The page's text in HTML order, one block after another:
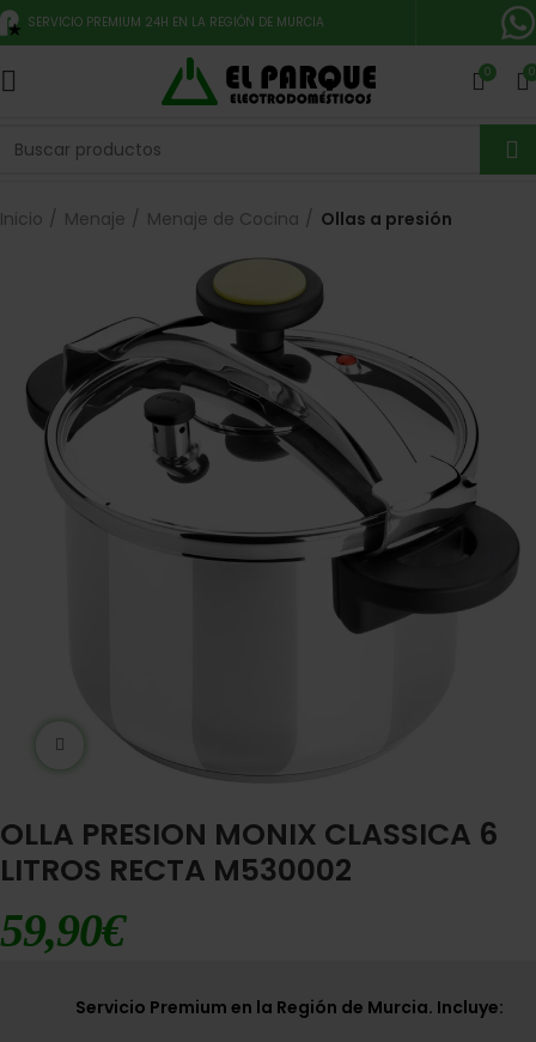
SERVICIO PREMIUM 24H EN LA REGIÓN DE MURCIA
0 0
Inicio Menaje Menaje de Cocina Ollas a presión
Ampliar imágen
OLLA PRESION MONIX CLASSICA 6
LITROS RECTA M530002
59,90€
Servicio Premium en la Región de Murcia. Incluye: